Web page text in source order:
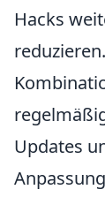
Hacks
Updates